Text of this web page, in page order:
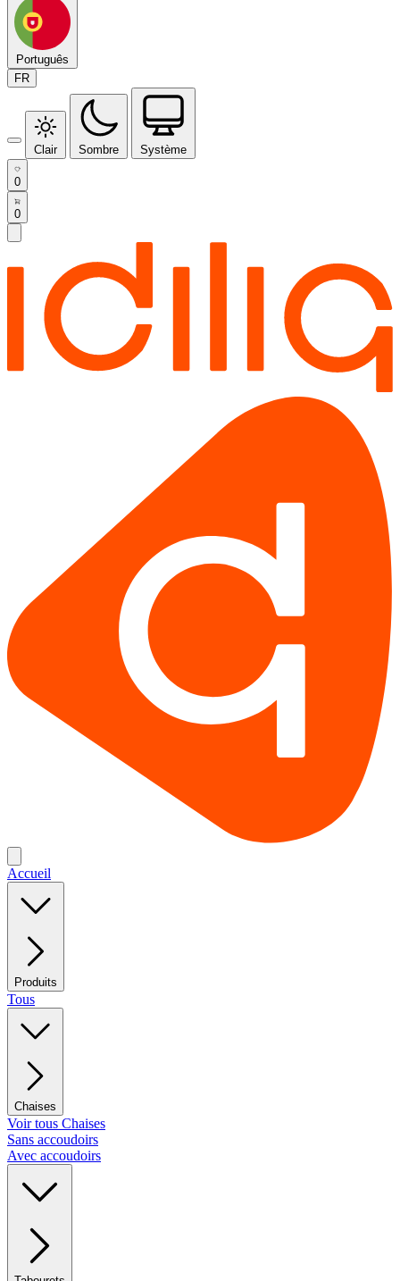
Português
FR
Clair Sombre Système
0
0
Accueil
Produits
Tous
Chaises
Voir tous Chaises
Sans accoudoirs
Avec accoudoirs